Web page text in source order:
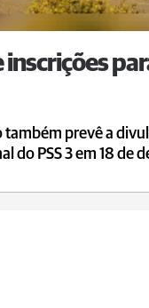
inscrições
também prevê a
do PSS 3 em 18 de